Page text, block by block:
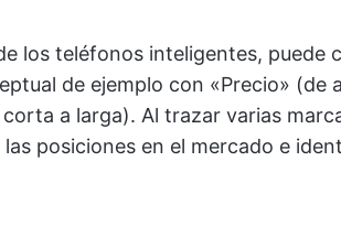
los teléfonos inteligentes, puede
de ejemplo con «Precio» (de
a larga). Al trazar varias
posiciones en el mercado e